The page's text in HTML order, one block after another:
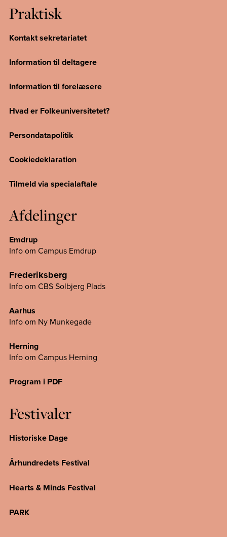
Praktisk
Kontakt sekretariatet
Information til deltagere
Information til forelæsere
Hvad er Folkeuniversitetet?
Persondatapolitik
Cookiedeklaration
Tilmeld via specialaftale
Afdelinger
Emdrup
Info om Campus Emdrup
Frederiksberg
Info om CBS Solbjerg Plads
Aarhus
Info om Ny Munkegade
Herning
Info om Campus Herning
Program i PDF
Festivaler
Historiske Dage
Århundredets Festival
Hearts & Minds Festival
PARK